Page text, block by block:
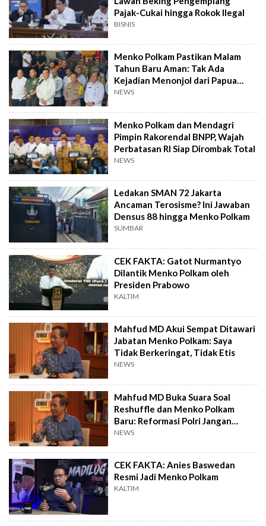
Pajak-Cukai hingga Rokok Ilegal
BISNIS
Menko Polkam Pastikan Malam
Tahun Baru Aman: Tak Ada
Kejadian Menonjol dari Papua
hingga Lampung
NEWS
Menko Polkam dan Mendagri
Pimpin Rakorendal BNPP, Wajah
Perbatasan RI Siap Dirombak Total
NEWS
Ledakan SMAN 72 Jakarta
Ancaman Terosisme? Ini Jawaban
Densus 88 hingga Menko Polkam
SUMBAR
CEK FAKTA: Gatot Nurmantyo
Dilantik Menko Polkam oleh
Presiden Prabowo
KALTIM
Mahfud MD Akui Sempat Ditawari
Jabatan Menko Polkam: Saya
Tidak Berkeringat, Tidak Etis
NEWS
Mahfud MD Buka Suara Soal
Reshuffle dan Menko Polkam
Baru: Reformasi Polri Jangan
Mandek
NEWS
CEK FAKTA: Anies Baswedan
Resmi Jadi Menko Polkam
KALTIM